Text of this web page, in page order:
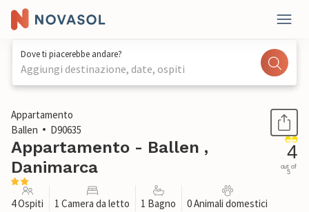
Dove ti piacerebbe andare?
Aggiungi destinazione, date, ospiti
1 / 15
Appartamento
Ballen
D90635
Appartamento - Ballen ,
Danimarca
4
out of
5
4 Ospiti 1 Camera da letto 1 Bagno 0 Animali domestici